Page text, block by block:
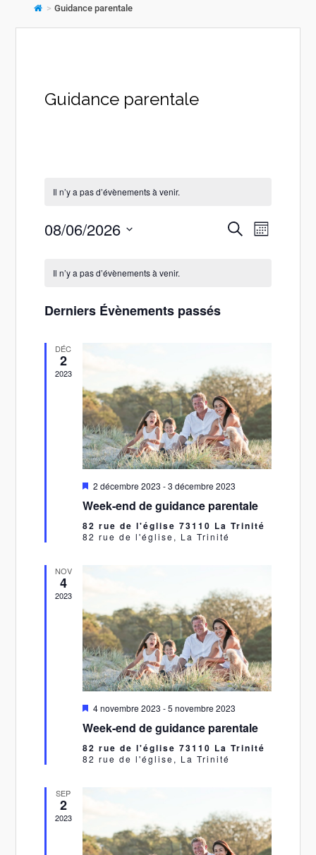
> Guidance parentale
Guidance parentale
Il n’y a pas d’évènements à venir.
Recherche
Recherche
Mois
08/06/2026
date.
Évènements
Il n’y a pas d’évènements à venir.
Derniers Évènements passés
DÉC
2
2023
Mis
avant
2 décembre 2023 -3 décembre 2023
Week-end de guidance parentale
82 rue de l'église 73110 La Trinité
82 rue de l'église, La Trinité
NOV
4
2023
Mis
avant
4 novembre 2023 -5 novembre 2023
Week-end de guidance parentale
82 rue de l'église 73110 La Trinité
82 rue de l'église, La Trinité
SEP
2
2023